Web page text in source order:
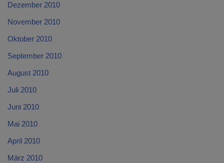
Dezember 2010
November 2010
Oktober 2010
September 2010
August 2010
Juli 2010
Juni 2010
Mai 2010
April 2010
März 2010